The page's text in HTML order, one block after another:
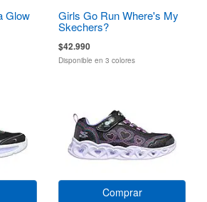
Glow Girls Go Run Where's My
Skechers?
$42.990
Disponible en 3 colores
Comprar